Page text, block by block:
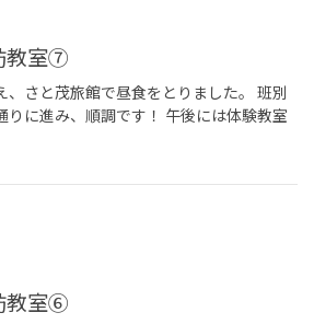
教室⑦
、さと茂旅館で昼食をとりました。 班別
りに進み、順調です！ 午後には体験教室
教室⑥